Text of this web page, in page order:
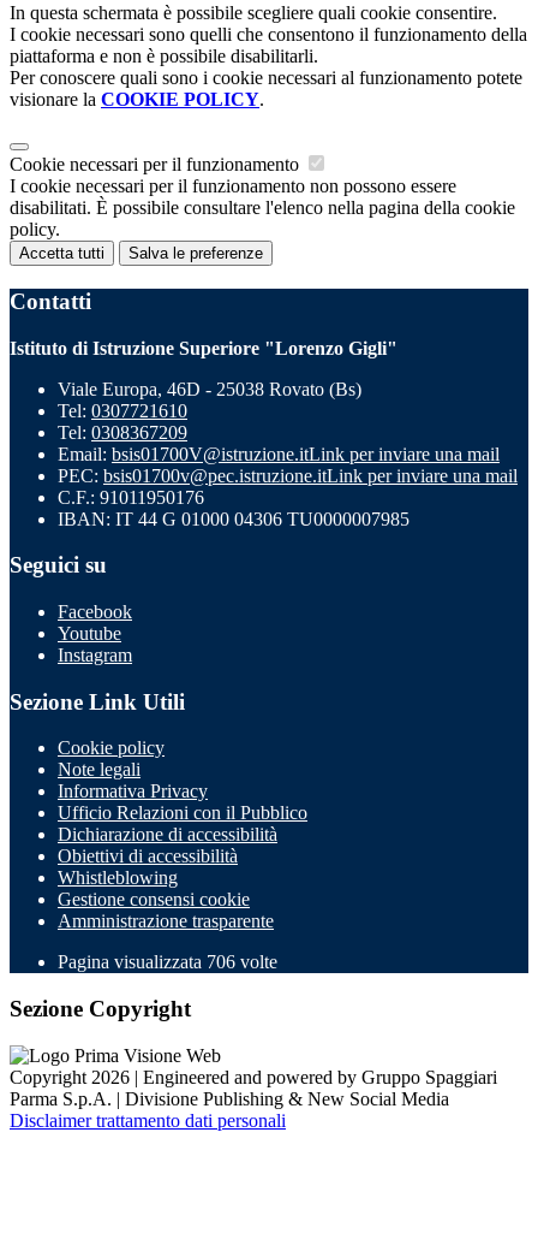
In questa schermata è possibile scegliere quali cookie consentire.
I cookie necessari sono quelli che consentono il funzionamento della
piattaforma e non è possibile disabilitarli.
Per conoscere quali sono i cookie necessari al funzionamento potete
visionare la COOKIE POLICY.
Cookie necessari per il funzionamento
I cookie necessari per il funzionamento non possono essere
disabilitati. È possibile consultare l'elenco nella pagina della cookie
policy.
Accetta tutti Salva le preferenze
Contatti
Istituto di Istruzione Superiore "Lorenzo Gigli"
Viale Europa, 46D - 25038 Rovato (Bs)
Tel: 0307721610
Tel: 0308367209
Email: bsis01700V@istruzione.itLink per inviare una mail
PEC: bsis01700v@pec.istruzione.itLink per inviare una mail
C.F.: 91011950176
IBAN: IT 44 G 01000 04306 TU0000007985
Seguici su
Facebook
Youtube
Instagram
Sezione Link Utili
Cookie policy
Note legali
Informativa Privacy
Ufficio Relazioni con il Pubblico
Dichiarazione di accessibilità
Obiettivi di accessibilità
Whistleblowing
Gestione consensi cookie
Amministrazione trasparente
Pagina visualizzata 706 volte
Sezione Copyright
Copyright 2026 | Engineered and powered by Gruppo Spaggiari
Parma S.p.A. | Divisione Publishing & New Social Media
Disclaimer trattamento dati personali